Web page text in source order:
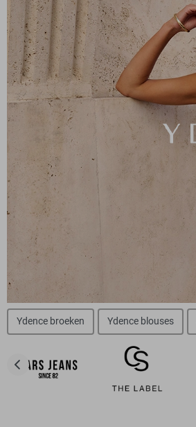
Ydence broeken Ydence blouses